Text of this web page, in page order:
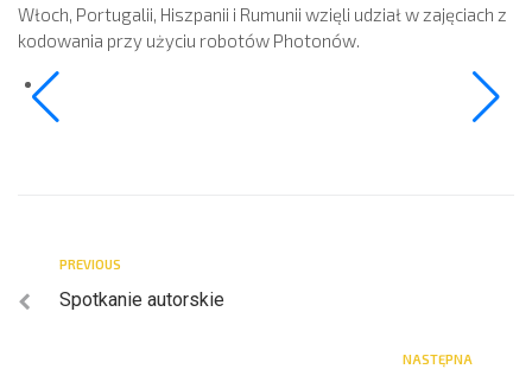
Włoch, Portugalii, Hiszpanii i Rumunii wzięli udział w zajęciach z
kodowania przy użyciu robotów Photonów.
PREVIOUS
Spotkanie autorskie
NASTĘPNA